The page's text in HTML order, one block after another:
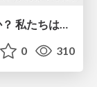
広い関与の可能性に どう向き合うのか？ 私たちは。｜Timee MarketingDesign 2026-06-18
0 310